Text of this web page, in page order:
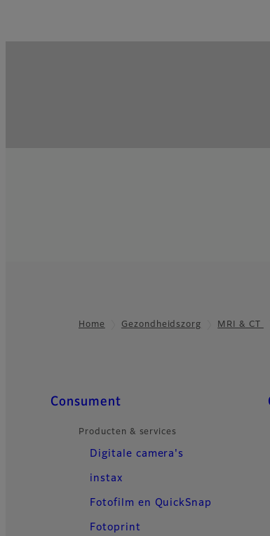
Home Gezondheidszorg MRI & CT
Quick Links
Consument
Producten & services
Digitale camera's
instax
Fotofilm en QuickSnap
Fotoprint